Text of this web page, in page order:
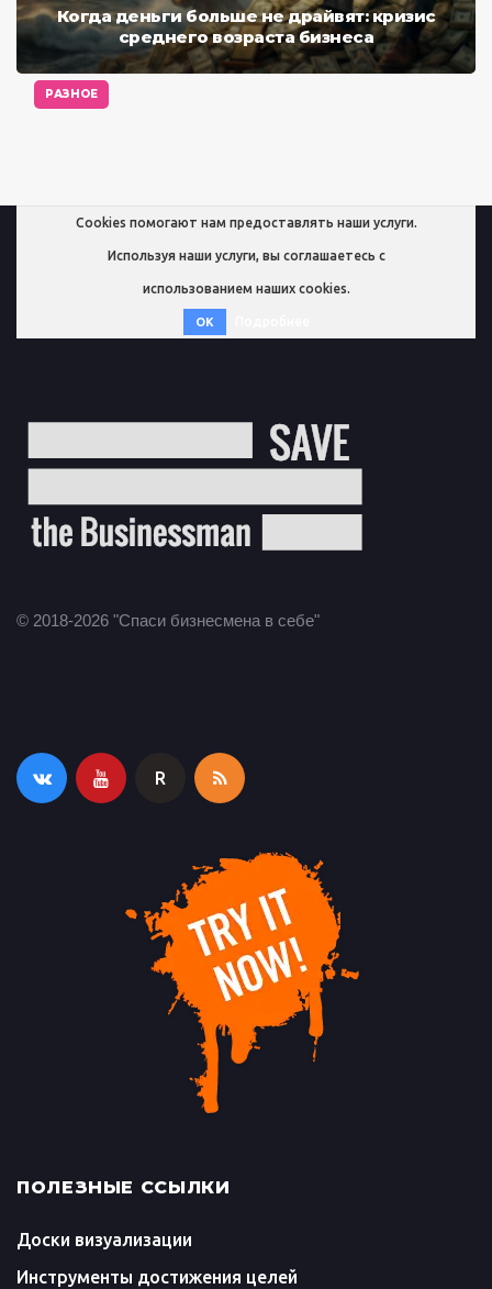
РАЗНОЕ
Когда деньги больше не драйвят: кризис
среднего возраста бизнеса
Cookies помогают нам предоставлять наши услуги.
Используя наши услуги, вы соглашаетесь с
использованием наших cookies.
OK
© 2018-2026 "Спаси бизнесмена в себе"
R
ПОЛЕЗНЫЕ ССЫЛКИ
Доски визуализации
Инструменты достижения целей